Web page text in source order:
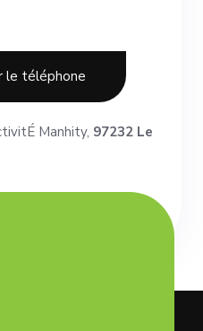
le téléphone
Manhity, 97232 Le